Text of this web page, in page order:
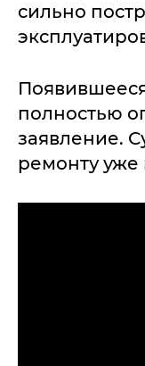
сильно
полностью
заявление.
ремонту уже